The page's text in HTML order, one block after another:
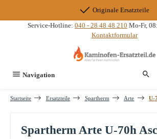
Originale Ersatzteile
Service-Hotline: 040 - 28 48 48 210 Mo-Fr,
Kontaktformular
Navigation
Startseite Ersatzteile Spartherm Arte U-
Spartherm Arte U-70h